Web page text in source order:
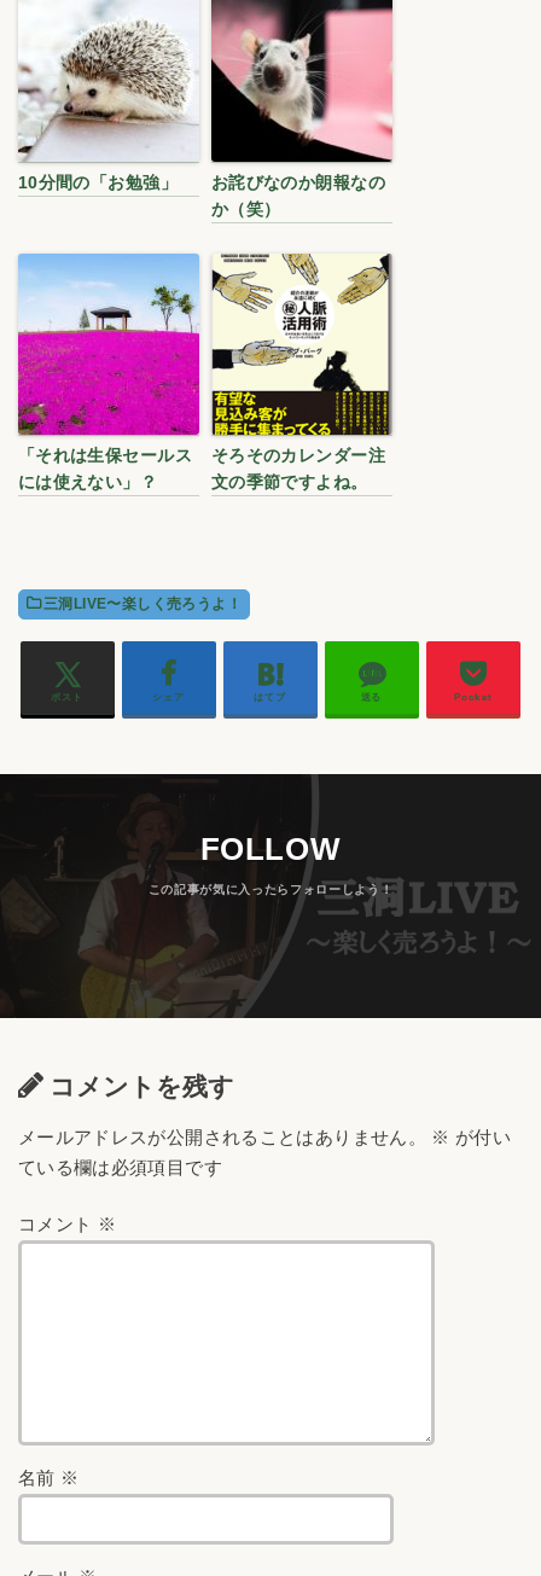
10分間の「お勉強」
お詫びなのか朗報なの
か（笑）
「それは生保セールス
には使えない」？
そろそのカレンダー注
文の季節ですよね。
三洞LIVE〜楽しく売ろうよ！
ポスト シェア はてブ 送る Pocket
FOLLOW
コメントを残す
メールアドレスが公開されることはありません。 ※ が付い
ている欄は必須項目です
コメント ※
名前 ※